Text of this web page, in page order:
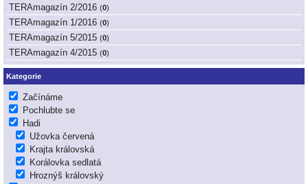
TERAmagazín 2/2016 (0)
TERAmagazín 1/2016 (0)
TERAmagazín 5/2015 (0)
TERAmagazín 4/2015 (0)
Kategorie
Začínáme
Pochlubte se
Hadi
Užovka červená
Krajta královská
Korálovka sedlatá
Hroznýš královský